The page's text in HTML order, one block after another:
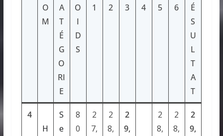
O
M
A
T
É
G
O
RI
E
O
I
D
S
1
2
3
4
5
6
É
S
U
L
T
A
T
4
H
S
e
8
0
2
7,
2
8,
2
9,
2
8,
2
8,
2
9,